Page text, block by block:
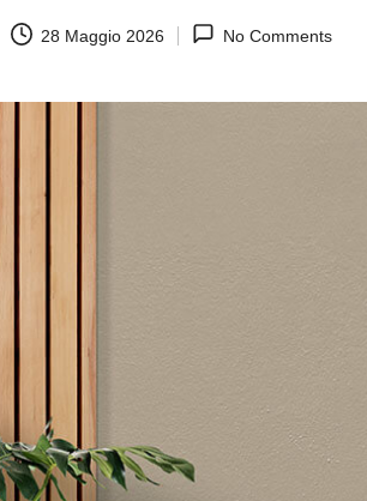
28 Maggio 2026 No Comments